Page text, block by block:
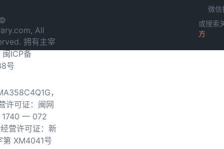
All
拥有主宰
闽ICP备
号
，
许可证：闽网
一 072
营许可证：新
第 XM4041号
微信
或搜索
方